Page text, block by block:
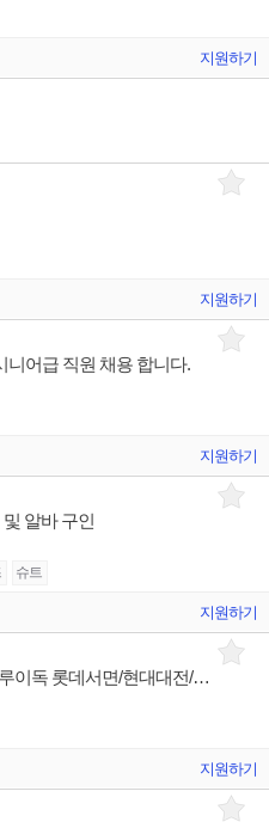
지원하기
지원하기
니어급 직원 채용 합니다.
지원하기
알바 구인
슈트
지원하기
[Louisdog Boutique]명품 애견편집샵 루이독 롯데서면/현대대전/현대부산 매니저/판매사원 채용
지원하기